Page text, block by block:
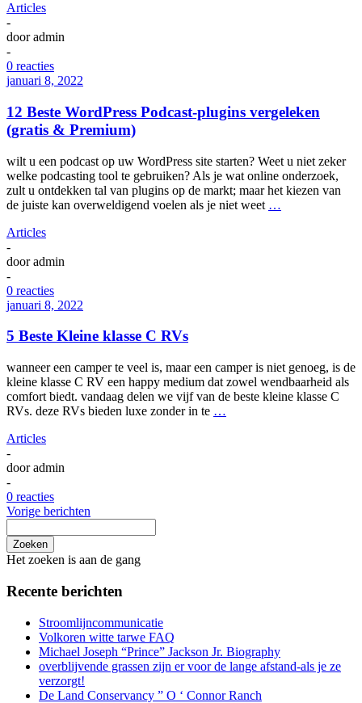
Articles
-
dooradmin
-
0 reacties
januari 8, 2022
12 Beste WordPress Podcast-plugins vergeleken
(gratis & Premium)
wilt u een podcast op uw WordPress site starten? Weet u niet zeker
welke podcasting tool te gebruiken? Als je wat online onderzoek,
zult u ontdekken tal van plugins op de markt; maar het kiezen van
de juiste kan overweldigend voelen als je niet weet …
Articles
-
dooradmin
-
0 reacties
januari 8, 2022
5 Beste Kleine klasse C RVs
wanneer een camper te veel is, maar een camper is niet genoeg, is de
kleine klasse C RV een happy medium dat zowel wendbaarheid als
comfort biedt. vandaag delen we vijf van de beste kleine klasse C
RVs. deze RVs bieden luxe zonder in te …
Articles
-
dooradmin
-
0 reacties
Vorige berichten
Zoeken
Het zoeken is aan de gang
Recente berichten
Stroomlijncommunicatie
Volkoren witte tarwe FAQ
Michael Joseph “Prince” Jackson Jr. Biography
overblijvende grassen zijn er voor de lange afstand-als je ze
verzorgt!
De Land Conservancy ” O ‘ Connor Ranch